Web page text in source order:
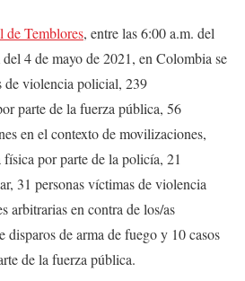
Temblores, entre las 6:00 a.m. del
4 de mayo de 2021, en Colombia se
de violencia policial, 239
parte de la fuerza pública, 56
en el contexto de movilizaciones,
por parte de la policía, 21
31 personas víctimas de violencia
arbitrarias en contra de los/as
disparos de arma de fuego y 10 casos
de la fuerza pública.